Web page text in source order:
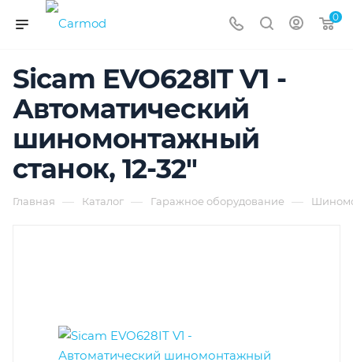
0
Sicam EVO628IT V1 -
Автоматический
шиномонтажный
станок, 12-32"
Главная — Каталог — Гаражное оборудование —